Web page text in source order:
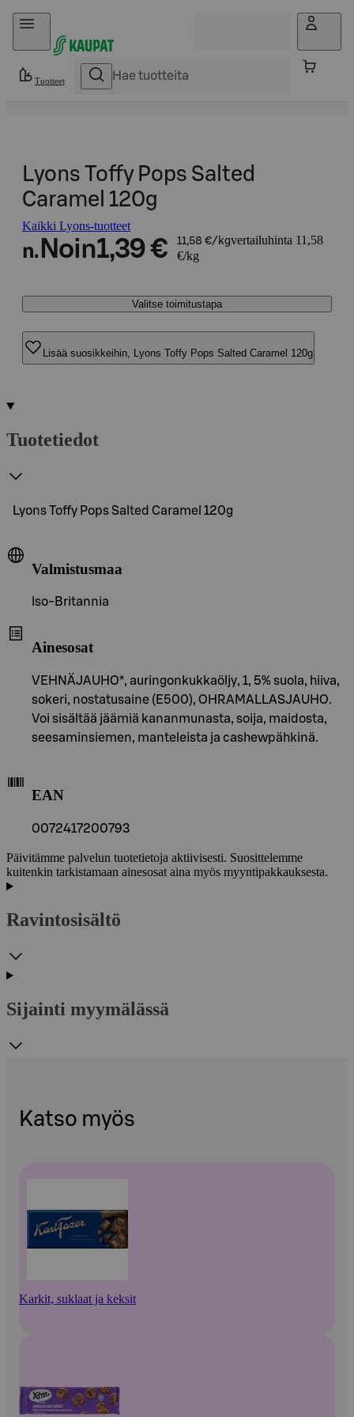
Hyppää sisältöön
Tuotteet
Lyons Toffy Pops Salted
Caramel 120g
Kaikki Lyons-tuotteet
n. Noin1,39 € 11,58 €/kgvertailuhinta 11,58
€/kg
Valitse toimitustapa
Lisää suosikkeihin, Lyons Toffy Pops Salted Caramel 120g
Tuotetiedot
Lyons Toffy Pops Salted Caramel 120g
Valmistusmaa
Iso-Britannia
Ainesosat
VEHNÄJAUHO*, auringonkukkaöljy, 1, 5% suola, hiiva,
sokeri, nostatusaine (E500), OHRAMALLASJAUHO.
Voi sisältää jäämiä kananmunasta, soija, maidosta,
seesaminsiemen, manteleista ja cashewpähkinä.
EAN
0072417200793
Päivitämme palvelun tuotetietoja aktiivisesti. Suosittelemme
kuitenkin tarkistamaan ainesosat aina myös myyntipakkauksesta.
Ravintosisältö
Sijainti myymälässä
Katso myös
Karkit, suklaat ja keksit